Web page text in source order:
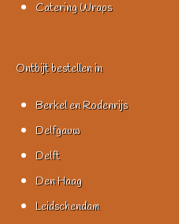
Catering Wraps
Ontbijt bestellen in
Berkel en Rodenrijs
Delfgauw
Delft
Den Haag
Leidschendam